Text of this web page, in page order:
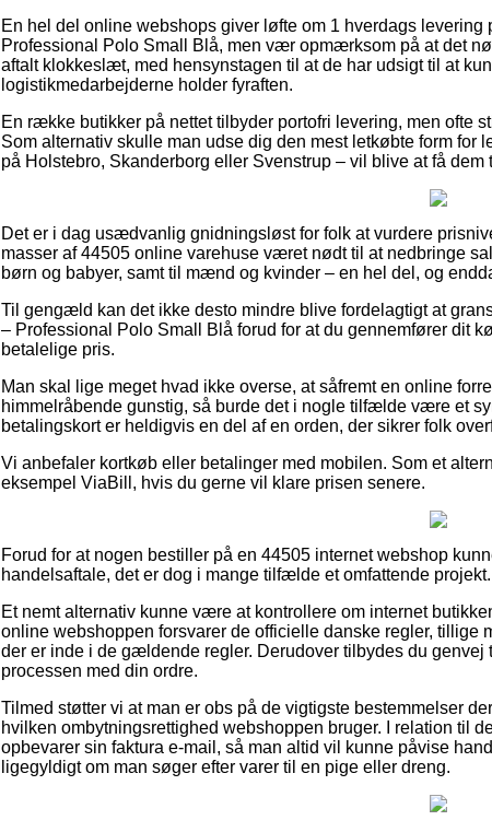
En hel del online webshops giver løfte om 1 hverdags
Professional Polo Small Blå, men vær opmærksom på at det
aftalt klokkeslæt, med hensynstagen til at de har udsigt til at
logistikmedarbejderne holder fyraften.
En række butikker på nettet tilbyder portofri levering, men ofte
Som alternativ skulle man udse dig den mest letkøbte form
på Holstebro, Skanderborg eller Svenstrup – vil blive at få
Det er i dag usædvanlig gnidningsløst for folk at vurdere
masser af 44505 online varehuse været nødt til at nedbringe
børn og babyer, samt til mænd og kvinder – en hel del, og
Til gengæld kan det ikke desto mindre blive fordelagtigt at
– Professional Polo Small Blå forud for at du gennemfører dit
betalelige pris.
Man skal lige meget hvad ikke overse, at såfremt en online
himmelråbende gunstig, så burde det i nogle tilfælde være et
betalingskort er heldigvis en del af en orden, der sikrer folk
Vi anbefaler kortkøb eller betalinger med mobilen. Som et
eksempel ViaBill, hvis du gerne vil klare prisen senere.
Forud for at nogen bestiller på en 44505 internet webshop
handelsaftale, det er dog i mange tilfælde et omfattende projekt.
Et nemt alternativ kunne være at kontrollere om internet
online webshoppen forsvarer de officielle danske regler, tillige
der er inde i de gældende regler. Derudover tilbydes du
processen med din ordre.
Tilmed støtter vi at man er obs på de vigtigste bestemmelser
hvilken ombytningsrettighed webshoppen bruger. I relation til
opbevarer sin faktura e-mail, så man altid vil kunne påvise
ligegyldigt om man søger efter varer til en pige eller dreng.